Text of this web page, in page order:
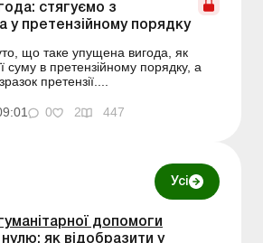
стягуємо з
у претензійному порядку
що таке упущена вигода, як
суму в претензійному порядку, а
претензії....
0 2 447
Усі
допомоги
як відобразити у